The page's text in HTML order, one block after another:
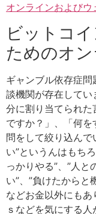
オンラインおよびウ
ビットコ
ためのオン
ギャンブル依存症
談機関が存在して
分に割り当てられ
ですか？」、「何
問をして絞り込ん
い”というんはもち
っかりやる”、”人
い”、”負けたからと
などお金以外にも
ｓなどを気にする